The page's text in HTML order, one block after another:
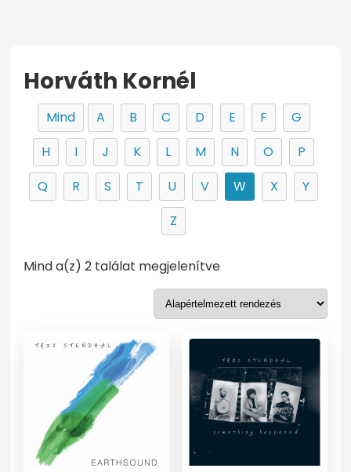
Horváth Kornél
Mind A B C D E F
G
H
I J K L M N O
P
Q
R S T U V W X
Y
Z
Mind a(z) 2 találat megjelenítve